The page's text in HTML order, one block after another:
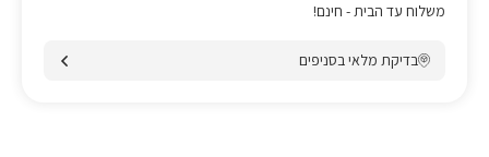
משלוח עד הבית - חינם!
בדיקת מלאי בסניפים